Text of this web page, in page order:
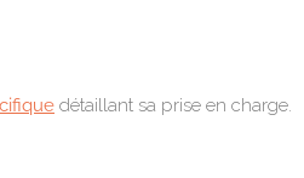
détaillant sa prise en charge.